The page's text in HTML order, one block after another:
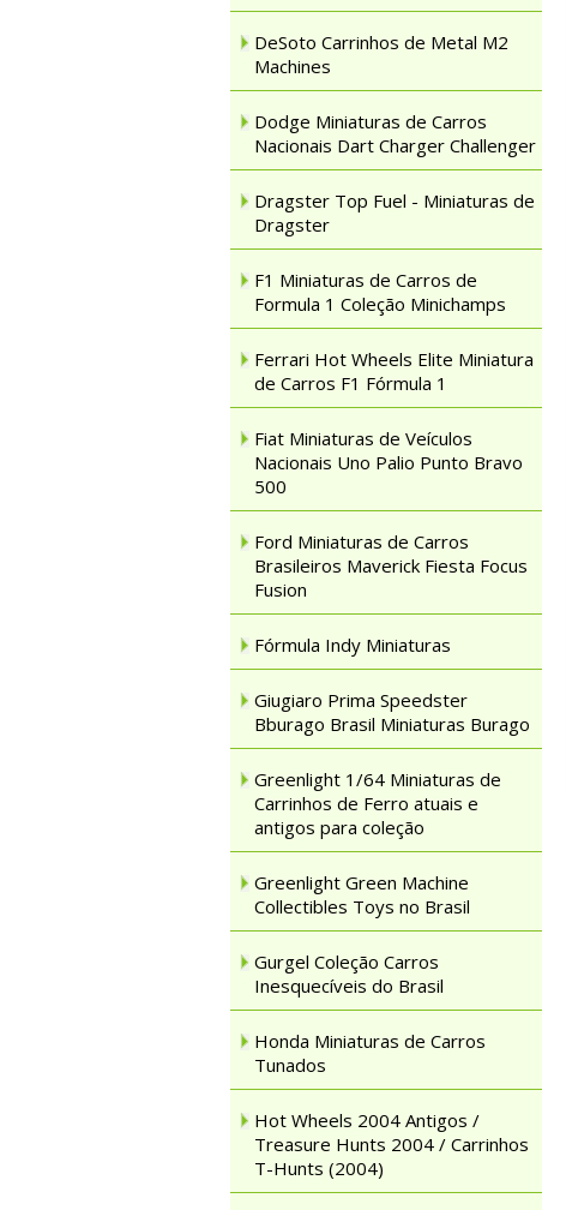
DeSoto Carrinhos de Metal M2
Machines
Dodge Miniaturas de Carros
Nacionais Dart Charger Challenger
Dragster Top Fuel - Miniaturas de
Dragster
F1 Miniaturas de Carros de
Formula 1 Coleção Minichamps
Ferrari Hot Wheels Elite Miniatura
de Carros F1 Fórmula 1
Fiat Miniaturas de Veículos
Nacionais Uno Palio Punto Bravo
500
Ford Miniaturas de Carros
Brasileiros Maverick Fiesta Focus
Fusion
Fórmula Indy Miniaturas
Giugiaro Prima Speedster
Bburago Brasil Miniaturas Burago
Greenlight 1/64 Miniaturas de
Carrinhos de Ferro atuais e
antigos para coleção
Greenlight Green Machine
Collectibles Toys no Brasil
Gurgel Coleção Carros
Inesquecíveis do Brasil
Honda Miniaturas de Carros
Tunados
Hot Wheels 2004 Antigos /
Treasure Hunts 2004 / Carrinhos
T-Hunts (2004)